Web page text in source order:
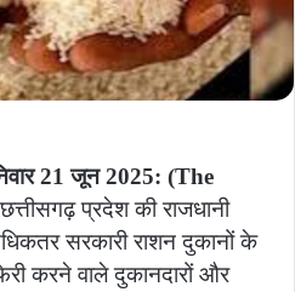
21 जून 2025: (The
छत्तीसगढ़ प्रदेश की राजधानी
सरकारी राशन दुकानों के
करने वाले दुकानदारों और